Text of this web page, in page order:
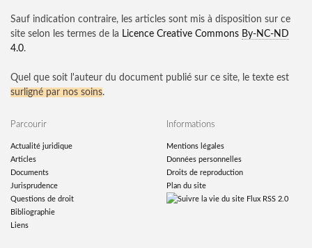
Sauf indication contraire, les articles sont mis à disposition sur ce
site selon les termes de la Licence Creative Commons By-NC-ND
4.0.
Quel que soit l'auteur du document publié sur ce site, le texte est
surligné par nos soins.
Parcourir
Actualité juridique
Articles
Documents
Jurisprudence
Questions de droit
Bibliographie
Liens
Informations
Mentions légales
Données personnelles
Droits de reproduction
Plan du site
Flux RSS 2.0